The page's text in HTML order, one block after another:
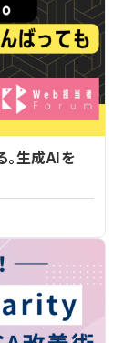
生成AIを